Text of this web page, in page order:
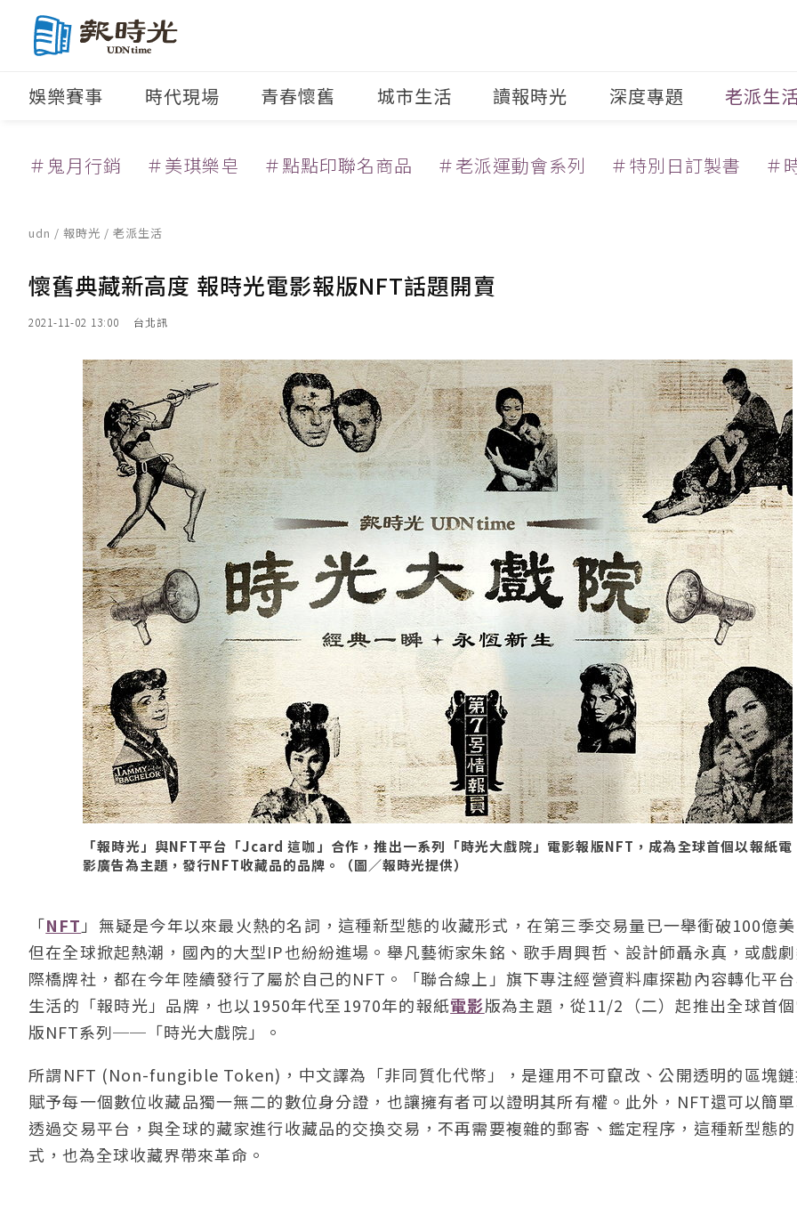
娛樂賽事 時代現場 青春懷舊 城市生活 讀報時光 深度專題 老派生
＃鬼月行銷 ＃美琪樂皂 ＃點點印聯名商品 ＃老派運動會系列 ＃特別日訂製書 ＃
udn / 報時光 / 老派生活
懷舊典藏新高度 報時光電影報版NFT話題開賣
2021-11-02 13:00 台北訊
「報時光」與NFT平台「Jcard 這咖」合作，推出一系列「時光大戲院」電影報版NFT，成為全球首個以報紙電
影廣告為主題，發行NFT收藏品的品牌。（圖／報時光提供）
「NFT 」無疑是今年以來最火熱的名詞，這種新型態的收藏形式，在第三季交易量已一舉衝破100億
但在全球掀起熱潮，國內的大型IP也紛紛進場。舉凡藝術家朱銘、歌手周興哲、設計師聶永真，或戲
際橋牌社，都在今年陸續發行了屬於自己的NFT。「聯合線上」旗下專注經營資料庫探勘內容轉化平
生活的「報時光」品牌，也以1950年代至1970年的報紙電影版為主題，從11/2（二）起推出全球首
版NFT系列──「時光大戲院」。
所謂NFT (Non-fungible Token)，中文譯為「非同質化代幣」，是運用不可竄改、公開透明的區塊
賦予每一個數位收藏品獨一無二的數位身分證，也讓擁有者可以證明其所有權。此外，NFT還可以簡
透過交易平台，與全球的藏家進行收藏品的交換交易，不再需要複雜的郵寄、鑑定程序，這種新型態
式，也為全球收藏界帶來革命。